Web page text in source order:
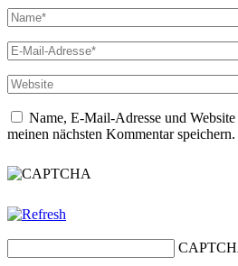
Name, E-Mail-Adresse und
meinen nächsten Kommentar speichern.